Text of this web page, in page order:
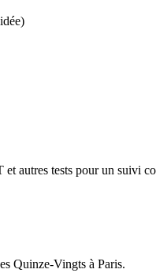
autres tests pour un suivi
Quinze-Vingts à Paris.